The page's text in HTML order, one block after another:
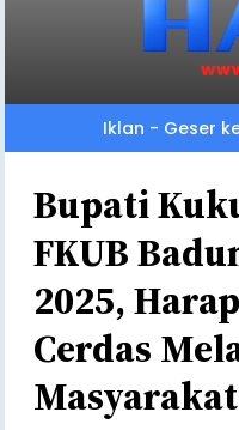
Iklan - Geser
Bupati
FKUB
2025,
Cerdas
Masyarakat